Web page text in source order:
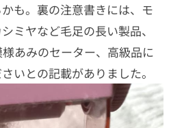
も。裏の注意書きには、モ
ミヤなど毛足の長い製品、
あみのセーター、高級品に
いとの記載がありました。